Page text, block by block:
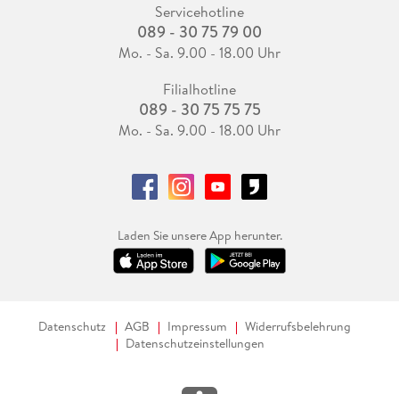
Servicehotline
089 - 30 75 79 00
Mo. - Sa. 9.00 - 18.00 Uhr
Filialhotline
089 - 30 75 75 75
Mo. - Sa. 9.00 - 18.00 Uhr
Laden Sie unsere App herunter.
Datenschutz AGB Impressum
Widerrufsbelehrung
Datenschutzeinstellungen